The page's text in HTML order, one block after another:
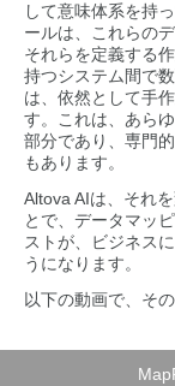
して意味体系を持
ールは、これらの
それらを定義する
持つシステム間で
は、依然として手
す。これは、あら
部分であり、専門
もあります。
Altova AIは、それ
とで、データマッ
ストが、ビジネス
うになります。
以下の動画で、そ